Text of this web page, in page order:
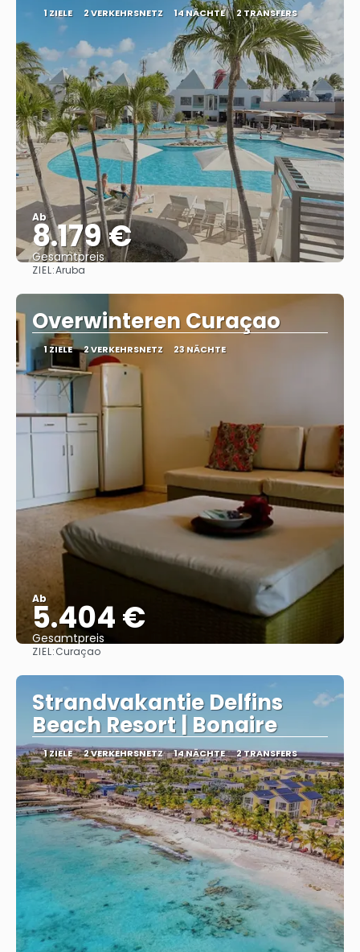
1 ZIELE 2 VERKEHRSNETZ 14 NÄCHTE 2 TRANSFERS
Ab
8.179 €
Gesamtpreis
ZIEL:Aruba
Overwinteren Curaçao
1 ZIELE 2 VERKEHRSNETZ 23 NÄCHTE
Ab
5.404 €
Gesamtpreis
ZIEL:Curaçao
Strandvakantie Delfins
Beach Resort | Bonaire
1 ZIELE 2 VERKEHRSNETZ 14 NÄCHTE 2 TRANSFERS